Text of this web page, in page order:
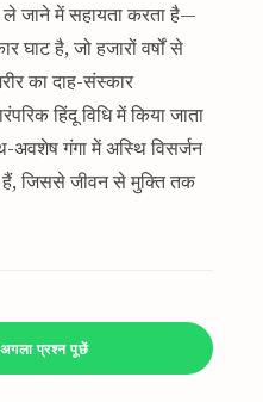
ले जाने में सहायता करता है—
घाट है, जो हजारों वर्षों से
का दाह-संस्कार
हिंदू विधि में किया जाता
गंगा में अस्थि विसर्जन
हैं, जिससे जीवन से मुक्ति तक
अगला प्रश्न पूछें